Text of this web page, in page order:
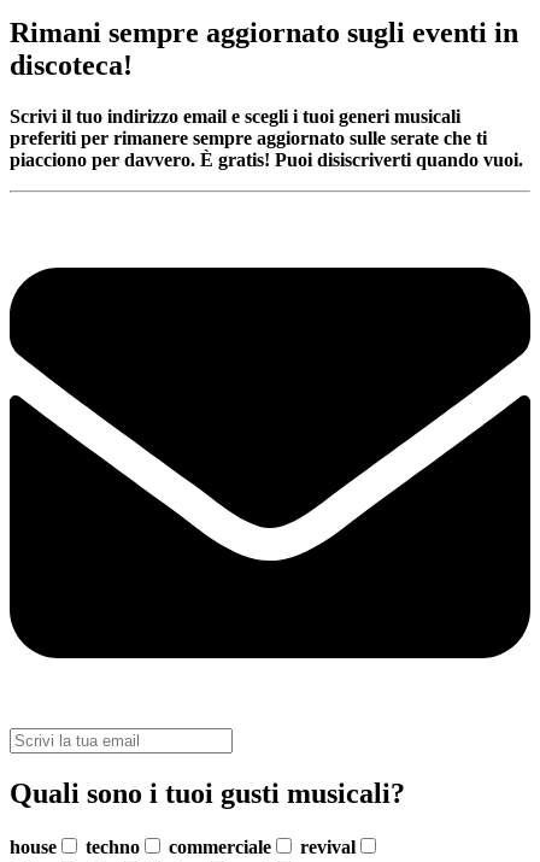
Rimani sempre aggiornato sugli eventi in
discoteca!
Scrivi il tuo indirizzo email e scegli i tuoi generi musicali
preferiti per rimanere sempre aggiornato sulle serate che ti
piacciono per davvero. È gratis! Puoi disiscriverti quando vuoi.
Quali sono i tuoi gusti musicali?
house techno commerciale
revival